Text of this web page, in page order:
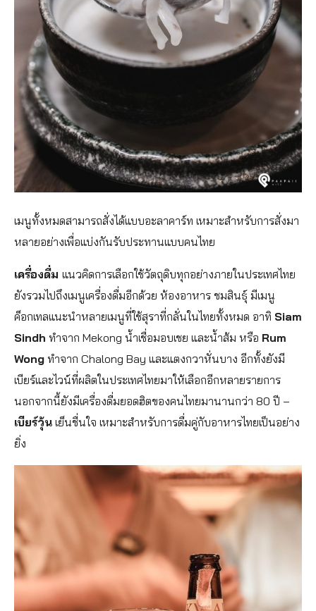
เมนูทั้งหมดสามารถสั่งได้แบบอะลาคาร์ท เหมาะสำหรับการสั่งมา
หลายอย่างเพื่อแบ่งกันรับประทานแบบคนไทย
เครื่องดื่ม แนวคิดการเลือกใช้วัตถุดิบทุกอย่างภายในประเทศไทย
ยังรวมไปถึงเมนูเครื่องดื่มอีกด้วย ห้องอาหาร ชมสินธุ์ มีเมนู
ค็อกเทลแนะนำหลายเมนูที่ใช้สุราที่กลั่นในไทยทั้งหมด อาทิ Siam
Sindh ทำจาก Mekong น้ำเชื่อมอบเชย และน้ำส้ม หรือ Rum
Wong ทำจาก Chalong Bay และแตงกวาหั่นบาง อีกทั้งยังมี
เบียร์และไวน์ที่ผลิตในประเทศไทยมาให้เลือกอีกหลายรายการ
นอกจากนี้ยังมีเครื่องดื่มยอดฮิตของคนไทยมานานกว่า 80 ปี –
เบียร์วุ้น เย็นชื่นใจ เหมาะสำหรับการดื่มคู่กับอาหารไทยเป็นอย่าง
ยิ่ง